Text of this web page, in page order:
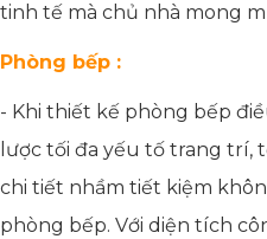
tinh tế mà chủ nhà mong
Phòng bếp :
- Khi thiết kế phòng bếp
lược tối đa yếu tố trang trí,
chi tiết nhầm tiết kiệm
phòng bếp. Với diện tích